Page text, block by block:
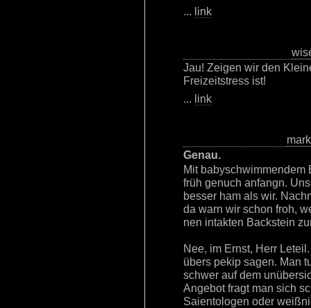
... link
Jau! Zeigen wir den
Freizeitstress ist!
... link
Genau.
Mit babyschwimmendem
früh genuch anfangn.
besser ham als wir.
da warn wir schon froh,
nen intakten Backstein
Nee, im Ernst, Herr
übers pekip sagen. Man
schwer auf dem
Angebot fragt man sich
Saientologen oder